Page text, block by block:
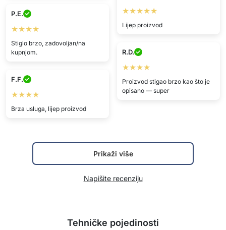
★★★★★
Lijep proizvod
P.E.
★★★★
Stiglo brzo, zadovoljan/na
kupnjom.
R.D.
★★★★
Proizvod stigao brzo kao što je
opisano — super
F.F.
★★★★
Brza usluga, lijep proizvod
Prikaži više
Napišite recenziju
Tehničke pojedinosti